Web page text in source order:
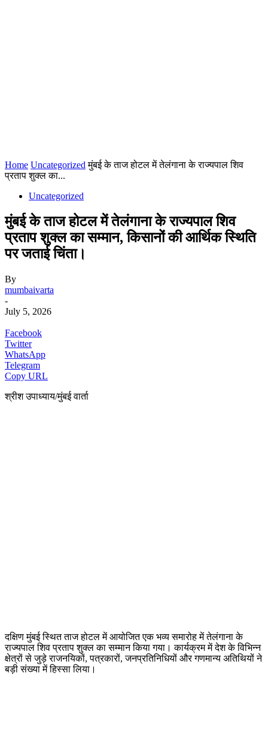
Home Uncategorized मुंबई के ताज होटल में तेलंगाना के राज्यपाल शिव
प्रताप शुक्ल का...
Uncategorized
मुंबई के ताज होटल में तेलंगाना के राज्यपाल शिव
प्रताप शुक्ल का सम्मान, किसानों की आर्थिक स्थिति
पर जताई चिंता।
By
mumbaivarta
-
July 5, 2026
Facebook
Twitter
WhatsApp
Telegram
Copy URL
श्रीश उपाध्याय/मुंबई वार्ता
दक्षिण मुंबई स्थित ताज होटल में आयोजित एक भव्य समारोह में तेलंगाना के
राज्यपाल शिव प्रताप शुक्ल का सम्मान किया गया। कार्यक्रम में देश के विभिन्न
क्षेत्रों से जुड़े राजनयिकों, पत्रकारों, जनप्रतिनिधियों और गणमान्य अतिथियों ने
बड़ी संख्या में हिस्सा लिया।